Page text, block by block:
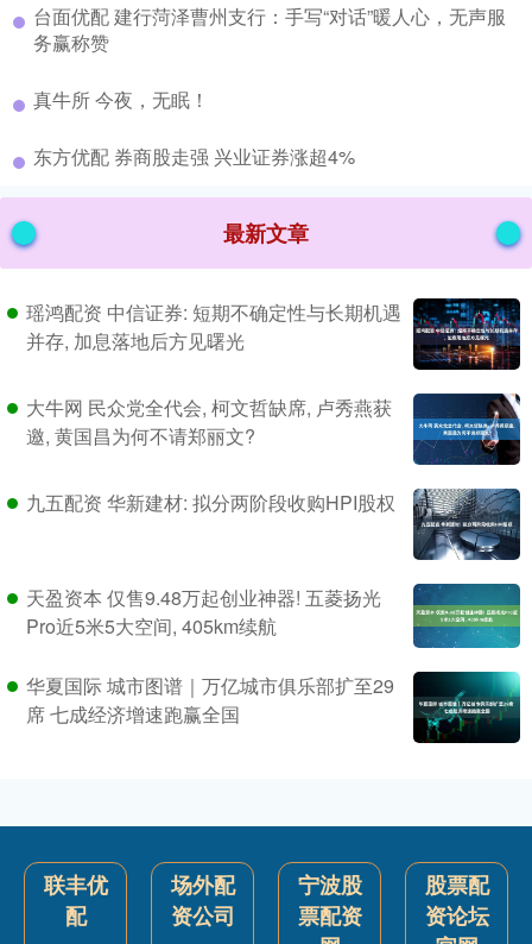
​台面优配 建行菏泽曹州支行：手写“对话”暖人心，无声服
务赢称赞
​真牛所 今夜，无眠！
​东方优配 券商股走强 兴业证券涨超4%
最新文章
瑶鸿配资 中信证券: 短期不确定性与长期机遇
并存, 加息落地后方见曙光
大牛网 民众党全代会, 柯文哲缺席, 卢秀燕获
邀, 黄国昌为何不请郑丽文?
九五配资 华新建材: 拟分两阶段收购HPI股权
天盈资本 仅售9.48万起创业神器! 五菱扬光
Pro近5米5大空间, 405km续航
华夏国际 城市图谱｜万亿城市俱乐部扩至29
席 七成经济增速跑赢全国
联丰优
配
场外配
资公司
宁波股
票配资
股票配
资论坛